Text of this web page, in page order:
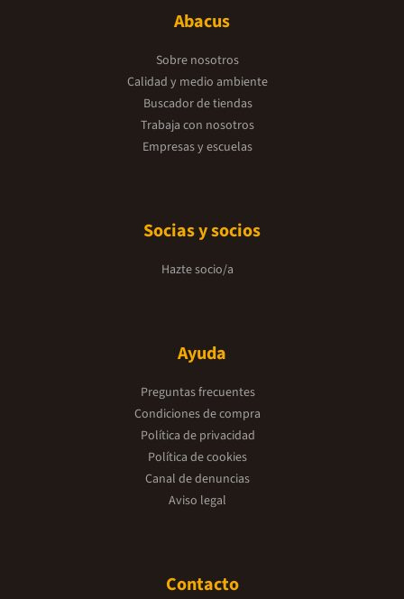
Abacus
Sobre nosotros
Calidad y medio ambiente
Buscador de tiendas
Trabaja con nosotros
Empresas y escuelas
Socias y socios
Hazte socio/a
Ayuda
Preguntas frecuentes
Condiciones de compra
Política de privacidad
Política de cookies
Canal de denuncias
Aviso legal
Contacto